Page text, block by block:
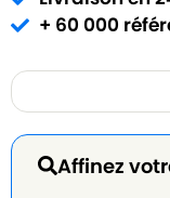
+ 60 000
Affinez